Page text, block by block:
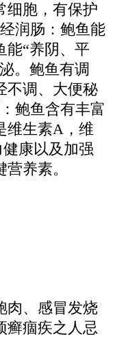
细胞，有保护
润肠：鲍鱼能
能“养阴、平
。鲍鱼有调
不调、大便秘
鲍鱼含有丰富
维生素A，维
康以及加强
养素。
肉、感冒发烧
癣痼疾之人忌